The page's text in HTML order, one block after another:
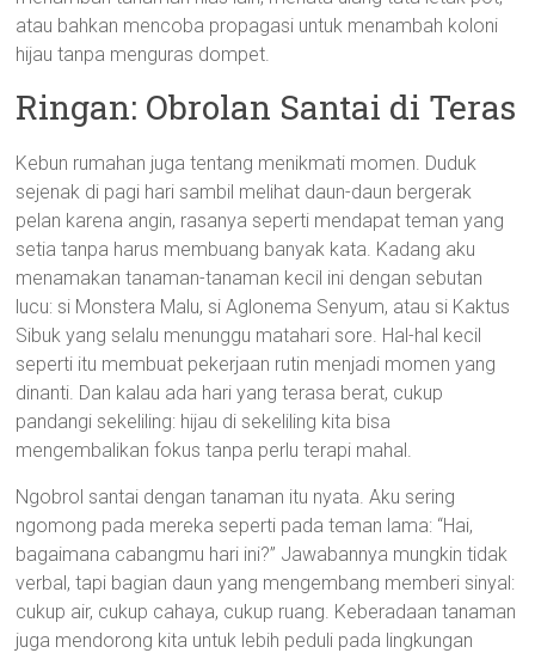
atau bahkan mencoba propagasi untuk menambah koloni
hijau tanpa menguras dompet.
Ringan: Obrolan Santai di Teras
Kebun rumahan juga tentang menikmati momen. Duduk
sejenak di pagi hari sambil melihat daun-daun bergerak
pelan karena angin, rasanya seperti mendapat teman yang
setia tanpa harus membuang banyak kata. Kadang aku
menamakan tanaman-tanaman kecil ini dengan sebutan
lucu: si Monstera Malu, si Aglonema Senyum, atau si Kaktus
Sibuk yang selalu menunggu matahari sore. Hal-hal kecil
seperti itu membuat pekerjaan rutin menjadi momen yang
dinanti. Dan kalau ada hari yang terasa berat, cukup
pandangi sekeliling: hijau di sekeliling kita bisa
mengembalikan fokus tanpa perlu terapi mahal.
Ngobrol santai dengan tanaman itu nyata. Aku sering
ngomong pada mereka seperti pada teman lama: “Hai,
bagaimana cabangmu hari ini?” Jawabannya mungkin tidak
verbal, tapi bagian daun yang mengembang memberi sinyal:
cukup air, cukup cahaya, cukup ruang. Keberadaan tanaman
juga mendorong kita untuk lebih peduli pada lingkungan